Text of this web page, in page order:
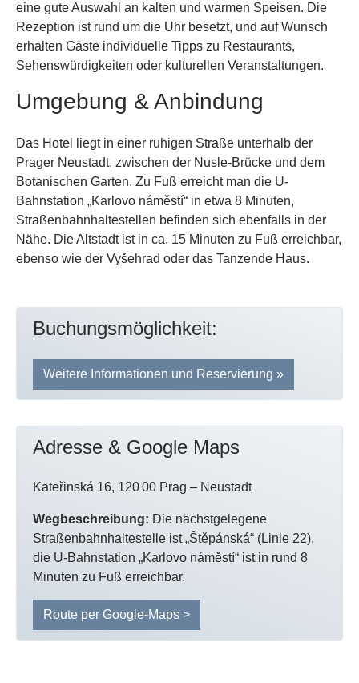
eine gute Auswahl an kalten und warmen Speisen. Die
Rezeption ist rund um die Uhr besetzt, und auf Wunsch
erhalten Gäste individuelle Tipps zu Restaurants,
Sehenswürdigkeiten oder kulturellen Veranstaltungen.
Umgebung & Anbindung
Das Hotel liegt in einer ruhigen Straße unterhalb der
Prager Neustadt, zwischen der Nusle-Brücke und dem
Botanischen Garten. Zu Fuß erreicht man die U-
Bahnstation „Karlovo náměstí“ in etwa 8 Minuten,
Straßenbahnhaltestellen befinden sich ebenfalls in der
Nähe. Die Altstadt ist in ca. 15 Minuten zu Fuß erreichbar,
ebenso wie der Vyšehrad oder das Tanzende Haus.
Buchungsmöglichkeit:
Weitere Informationen und Reservierung »
Adresse & Google Maps
Kateřinská 16, 120 00 Prag – Neustadt
Wegbeschreibung: Die nächstgelegene
Straßenbahnhaltestelle ist „Štěpánská“ (Linie 22),
die U-Bahnstation „Karlovo náměstí“ ist in rund 8
Minuten zu Fuß erreichbar.
Route per Google-Maps >